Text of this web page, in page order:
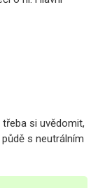
si uvědomit,
s neutrálním